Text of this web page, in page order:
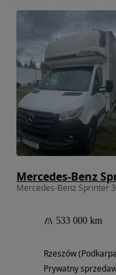
Mercedes-Benz Sprinter
533 000 km
Rzeszów
Prywatny